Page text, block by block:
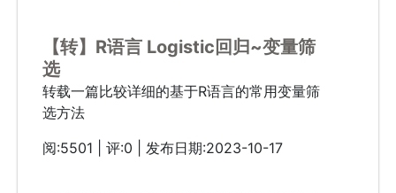
【转】R语言 Logistic回归~变量筛
选
转载一篇比较详细的基于R语言的常用变量筛
选方法
阅:5501 | 评:0 | 发布日期:2023-10-17